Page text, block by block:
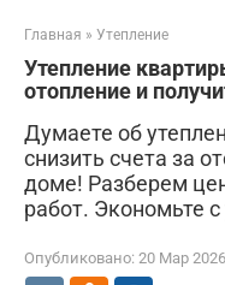
Главная » Утепление
Утепление
отопление и
Думаете об
снизить счета за
доме! Разберем
работ. Экономьте
Опубликовано: 20 Мар 2026